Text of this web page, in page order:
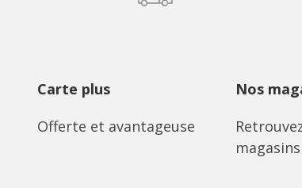
Carte plus
Offerte et avantageuse
Nos
magasins